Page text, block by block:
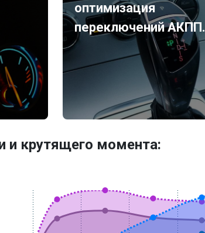
оптимизация
переключений АКПП.
и крутящего момента: